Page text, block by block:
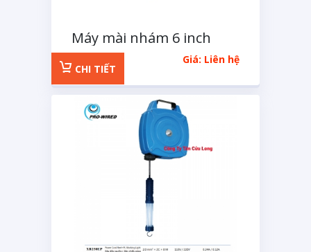
Máy mài nhám 6 inch
Xinte
Giá: Liên hệ
CHI TIẾT